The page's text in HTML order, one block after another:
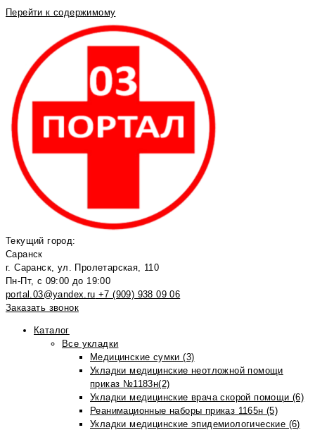
Перейти к содержимому
Текущий город:
Саранск
г. Саранск, ул. Пролетарская, 110
Пн-Пт, с 09:00 до 19:00
portal.03@yandex.ru +7 (909) 938 09 06
Заказать звонок
Каталог
Все укладки
Медицинские сумки (3)
Укладки медицинские неотложной помощи
приказ №1183н(2)
Укладки медицинские врача скорой помощи (6)
Реанимационные наборы приказ 1165н (5)
Укладки медицинские эпидемиологические (6)